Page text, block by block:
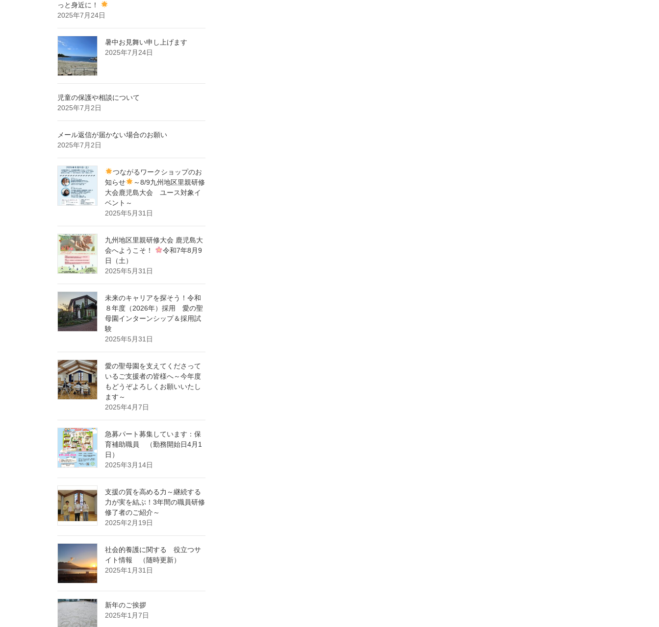
っと身近に！
2025年7月24日
暑中お見舞い申し上げます
2025年7月24日
児童の保護や相談について
2025年7月2日
メール返信が届かない場合のお願い
2025年7月2日
つながるワークショップのお
知らせ
～8/9九州地区里親研修
大会鹿児島大会 ユース対象イ
ベント～
2025年5月31日
九州地区里親研修大会 鹿児島大
会へようこそ！
令和7年8月9
日（土）
2025年5月31日
未来のキャリアを探そう！令和
８年度（2026年）採用 愛の聖
母園インターンシップ＆採用試
験
2025年5月31日
愛の聖母園を支えてくださって
いるご支援者の皆様へ～今年度
もどうぞよろしくお願いいたし
ます～
2025年4月7日
急募パート募集しています：保
育補助職員 （勤務開始日4月1
日）
2025年3月14日
支援の質を高める力～継続する
力が実を結ぶ！3年間の職員研修
修了者のご紹介～
2025年2月19日
社会的養護に関する 役立つサ
イト情報 （随時更新）
2025年1月31日
新年のご挨拶
2025年1月7日